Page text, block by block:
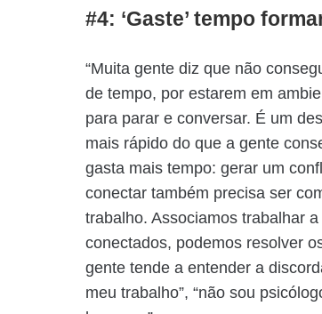
#4: ‘Gaste’ tempo
“Muita gente diz que não
de tempo, por estarem em
para parar e conversar. É um
mais rápido do que a gente
gasta mais tempo: gerar um
conectar também precisa ser
trabalho. Associamos trabalhar
conectados, podemos resolver
gente tende a entender a
meu trabalho”, “não sou